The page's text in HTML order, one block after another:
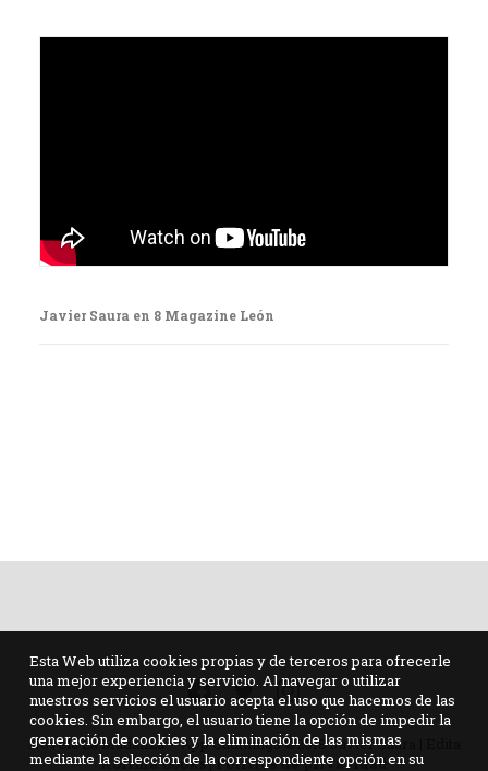
Javier Saura en 8 Magazine León
Novela La Mudanza – App Gudthings ©2018 Javier Saura | Edita
Kolima Books|Política de privacidad
Esta Web utiliza cookies propias y de terceros para ofrecerle
una mejor experiencia y servicio. Al navegar o utilizar
nuestros servicios el usuario acepta el uso que hacemos de las
cookies. Sin embargo, el usuario tiene la opción de impedir la
generación de cookies y la eliminación de las mismas
mediante la selección de la correspondiente opción en su